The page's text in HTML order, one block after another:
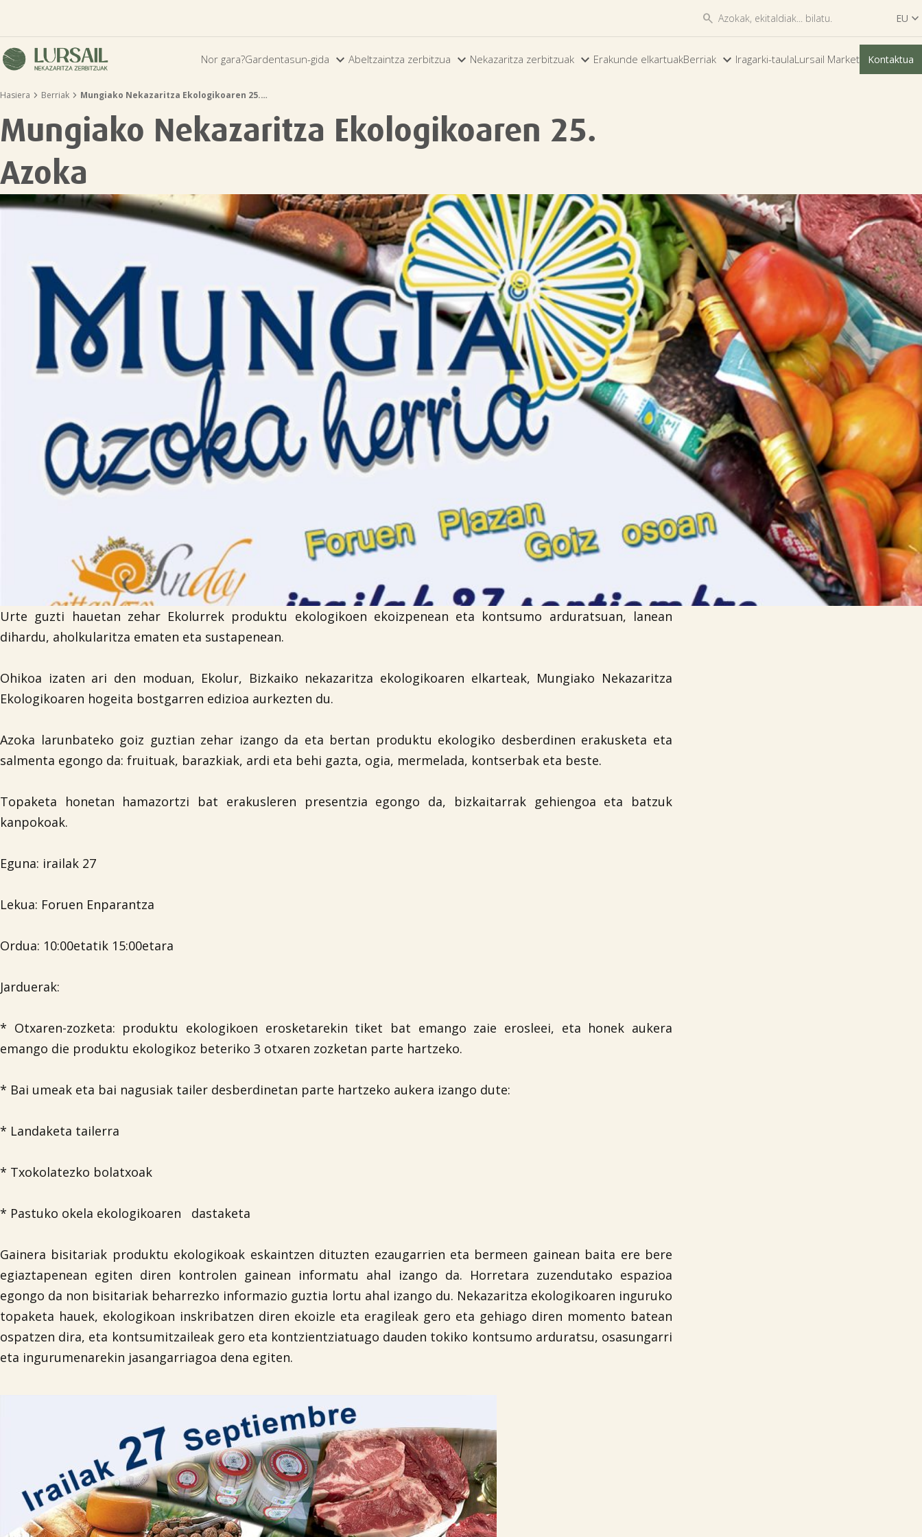
 EU 
ES
EU
Nor gara?Gardentasun-gida  Abeltzaintza zerbitzua  Nekazaritza zerbitzuak  Erakunde elkartuakBerriak  Iragarki-taulaLursail Market Kontaktua
Hasiera  Berriak  Mungiako Nekazaritza Ekologikoaren 25.…
Mungiako Nekazaritza Ekologikoaren 25.
Azoka
Urte guzti hauetan zehar Ekolurrek produktu ekologikoen ekoizpenean eta kontsumo arduratsuan, lanean
dihardu, aholkularitza ematen eta sustapenean.
Ohikoa izaten ari den moduan, Ekolur, Bizkaiko nekazaritza ekologikoaren elkarteak, Mungiako Nekazaritza
Ekologikoaren hogeita bostgarren edizioa aurkezten du.
Azoka larunbateko goiz guztian zehar izango da eta bertan produktu ekologiko desberdinen erakusketa eta
salmenta egongo da: fruituak, barazkiak, ardi eta behi gazta, ogia, mermelada, kontserbak eta beste.
Topaketa honetan hamazortzi bat erakusleren presentzia egongo da, bizkaitarrak gehiengoa eta batzuk
kanpokoak.
Eguna: irailak 27
Lekua: Foruen Enparantza
Ordua: 10:00etatik 15:00etara
Jarduerak:
* Otxaren-zozketa: produktu ekologikoen erosketarekin tiket bat emango zaie erosleei, eta honek aukera
emango die produktu ekologikoz beteriko 3 otxaren zozketan parte hartzeko.
* Bai umeak eta bai nagusiak tailer desberdinetan parte hartzeko aukera izango dute:
* Landaketa tailerra
* Txokolatezko bolatxoak
* Pastuko okela ekologikoaren dastaketa
Gainera bisitariak produktu ekologikoak eskaintzen dituzten ezaugarrien eta bermeen gainean baita ere bere
egiaztapenean egiten diren kontrolen gainean informatu ahal izango da. Horretara zuzendutako espazioa
egongo da non bisitariak beharrezko informazio guztia lortu ahal izango du. Nekazaritza ekologikoaren inguruko
topaketa hauek, ekologikoan inskribatzen diren ekoizle eta eragileak gero eta gehiago diren momento batean
ospatzen dira, eta kontsumitzaileak gero eta kontzientziatuago dauden tokiko kontsumo arduratsu, osasungarri
eta ingurumenarekin jasangarriagoa dena egiten.